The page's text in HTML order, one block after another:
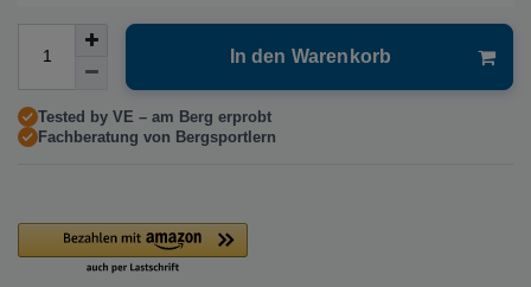
In den Warenkorb
Tested by VE – am Berg erprobt
Fachberatung von Bergsportlern